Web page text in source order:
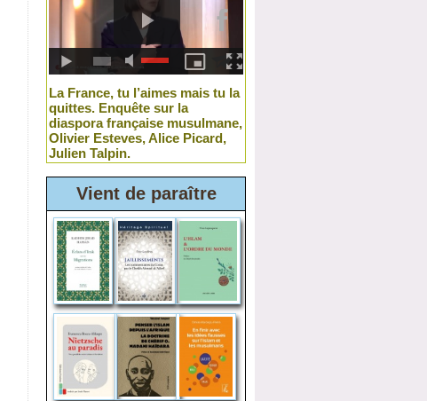
La France, tu l’aimes mais tu la
quittes. Enquête sur la
diaspora française musulmane,
Olivier Esteves, Alice Picard,
Julien Talpin.
Vient de paraître